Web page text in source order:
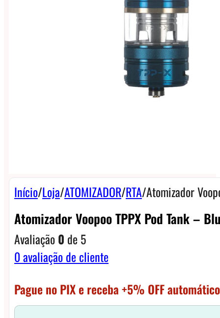
Início/Loja/ATOMIZADOR/RTA/Atomizador
Atomizador Voopoo TPPX Pod Tank –
Avaliação0 de 5
0avaliação de cliente
Pague no PIX e receba +5% OFF